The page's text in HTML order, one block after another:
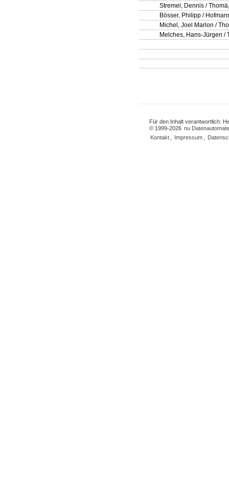
Stremel, Dennis /
Bösser, Philipp /
Michel, Joel Marlon /
Melches, Hans-Jürgen /
Für den Inhalt verantwortlich:
© 1999-2026 nu
Kontakt
Impressum